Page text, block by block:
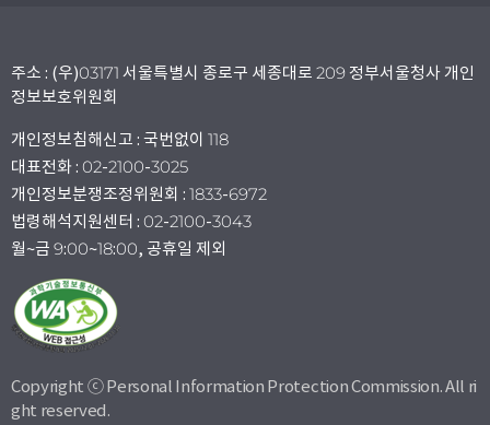
주소 : (우)03171 서울특별시 종로구 세종대로 209 정부서울청사 개인
정보보호위원회
개인정보침해신고 : 국번없이 118
대표전화 : 02-2100-3025
개인정보분쟁조정위원회 : 1833-6972
법령해석지원센터 : 02-2100-3043
월~금 9:00~18:00, 공휴일 제외
Copyright ⓒ Personal Information Protection Commission. All ri
ght reserved.